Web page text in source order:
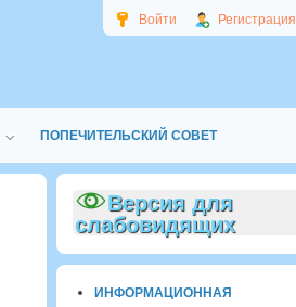
Войти Регистрация
ПОПЕЧИТЕЛЬСКИЙ СОВЕТ
Версия для
слабовидящих
ИНФОРМАЦИОННАЯ